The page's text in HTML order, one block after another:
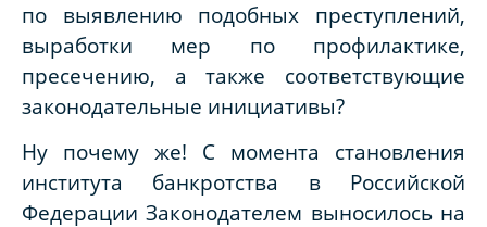
по выявлению подобных преступлений,
выработки мер по профилактике,
пресечению, а также соответствующие
законодательные инициативы?
Ну почему же! С момента становления
института банкротства в Российской
Федерации Законодателем выносилось на